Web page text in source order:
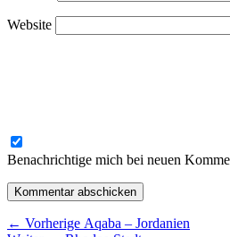
Website
Benachrichtige mich bei neuen
Beitragsnavigation
← Vorherige Vorheriger
Aqaba – Jordanien